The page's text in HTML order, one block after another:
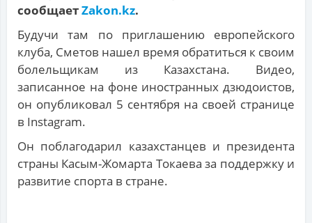
сообщаетZakon.kz.
Будучи там по приглашению европейского
клуба, Сметов нашел время обратиться к своим
болельщикам из Казахстана. Видео,
записанное на фоне иностранных дзюдоистов,
он опубликовал 5 сентября на своей странице
в Instagram.
Он поблагодарил казахстанцев и президента
страны Касым-Жомарта Токаева за поддержку и
развитие спорта в стране.